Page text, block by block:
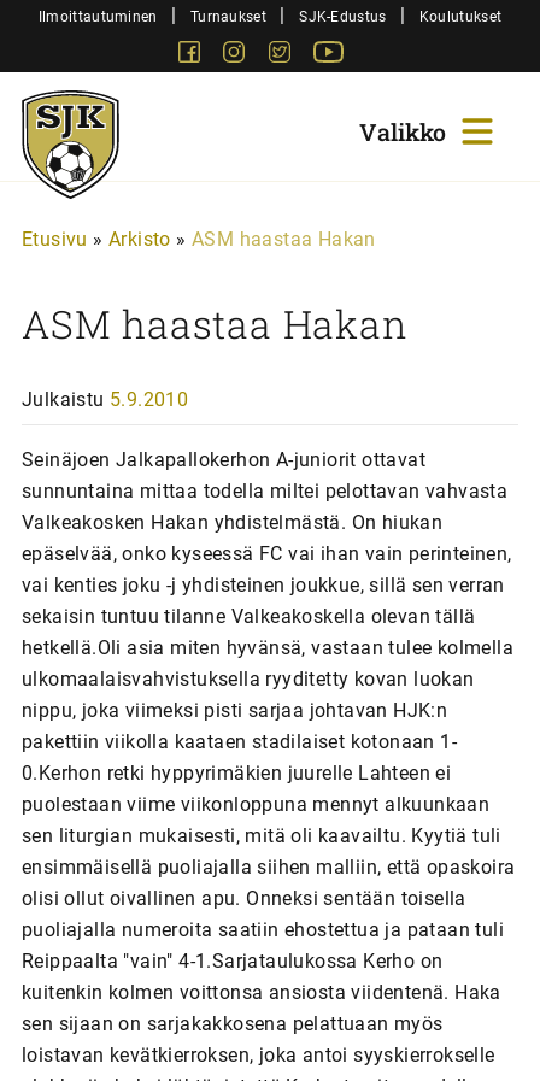
SiirryIlmoittautuminen | Turnaukset | SJK-Edustus | Koulutukset
FacebookInstagram
Twitter
Sjk-
Juniorit
Etusivu » Arkisto » ASM haastaa Hakan
ASM haastaa Hakan
Julkaistu 5.9.2010
Seinäjoen Jalkapallokerhon A-juniorit ottavat
sunnuntaina mittaa todella miltei pelottavan vahvasta
Valkeakosken Hakan yhdistelmästä. On hiukan
epäselvää, onko kyseessä FC vai ihan vain perinteinen,
vai kenties joku -j yhdisteinen joukkue, sillä sen verran
sekaisin tuntuu tilanne Valkeakoskella olevan tällä
hetkellä.Oli asia miten hyvänsä, vastaan tulee kolmella
ulkomaalaisvahvistuksella ryyditetty kovan luokan
nippu, joka viimeksi pisti sarjaa johtavan HJK:n
pakettiin viikolla kaataen stadilaiset kotonaan 1-
0.Kerhon retki hyppyrimäkien juurelle Lahteen ei
puolestaan viime viikonloppuna mennyt alkuunkaan
sen liturgian mukaisesti, mitä oli kaavailtu. Kyytiä tuli
ensimmäisellä puoliajalla siihen malliin, että opaskoira
olisi ollut oivallinen apu. Onneksi sentään toisella
puoliajalla numeroita saatiin ehostettua ja pataan tuli
Reippaalta "vain" 4-1.Sarjataulukossa Kerho on
kuitenkin kolmen voittonsa ansiosta viidentenä. Haka
sen sijaan on sarjakakkosena pelattuaan myös
loistavan kevätkierroksen, joka antoi syyskierrokselle